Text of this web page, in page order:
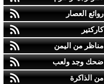
روائع العصار
كاركتير
مناظر من اليمن
ضحك وجد ولعب
من الذاكرة